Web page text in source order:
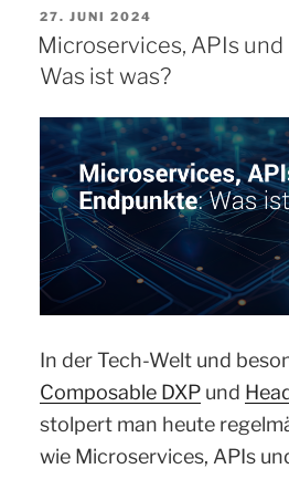
VERÖFFENTLICHT
AM
27. JUNI 2024
Microservices, APIs
Was ist was?
In der Tech-Welt und
Composable DXP und
stolpert man heute
wie Microservices, APIs